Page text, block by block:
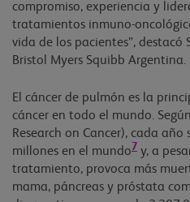
compromiso, experiencia y
tratamientos inmuno-
vida de los pacientes”, destacó
Bristol Myers Squibb Argentina.
El cáncer de pulmón es la
cáncer en todo el mundo.
Research on Cancer), cada
millones en el mundo7 y, a
tratamiento, provoca más
mama, páncreas y próstata